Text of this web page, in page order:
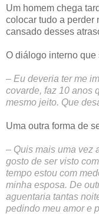
Um homem chega
colocar tudo a perder
cansado desses
O diálogo interno
– Eu deveria ter me
covarde, faz 10 anos
mesmo jeito. Que
Uma outra forma de
– Quis mais uma vez
gosto de ser visto
tempo estou com
minha esposa. De
aguentaria tantas
pedindo meu amor e